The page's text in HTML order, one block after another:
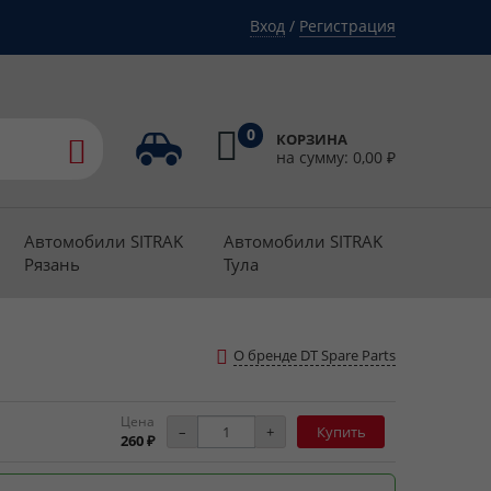
Вход / Регистрация
0
КОРЗИНА
на сумму: 0,00 ₽
Автомобили SITRAK
Рязань
Автомобили SITRAK
Тула
О бренде DT Spare Parts
Цена
260 ₽ – + Купить